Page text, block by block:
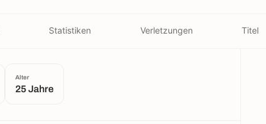
Statistiken Verletzungen Titel
Alter
25 Jahre